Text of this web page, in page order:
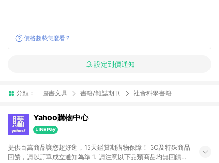
價格趨勢怎麼看？
設定到價通知
分類： 圖書文具 書籍/雜誌期刊 社會科學書籍
Yahoo購物中心
提供百萬商品讓您超好逛，15天鑑賞期購物保障！ 3C及特殊商品
回饋，請以訂單成立通知為準 1. 請注意以下品類商品均無回饋：